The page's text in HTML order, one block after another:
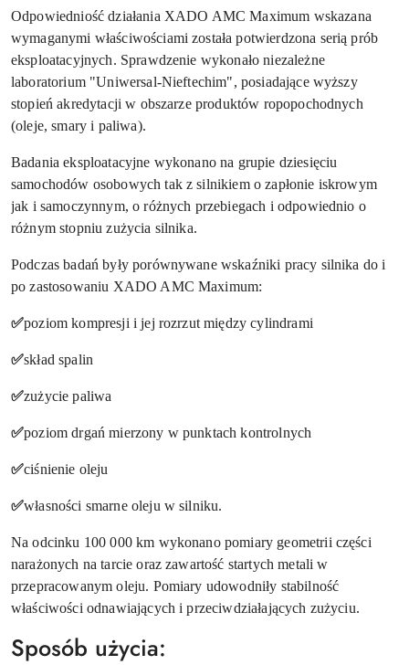
Odpowiedniość działania XADO AMC Maximum wskazana
wymaganymi właściwościami została potwierdzona serią prób
eksploatacyjnych. Sprawdzenie wykonało niezależne
laboratorium "Uniwersal-Nieftechim", posiadające wyższy
stopień akredytacji w obszarze produktów ropopochodnych
(oleje, smary i paliwa).
Badania eksploatacyjne wykonano na grupie dziesięciu
samochodów osobowych tak z silnikiem o zapłonie iskrowym
jak i samoczynnym, o różnych przebiegach i odpowiednio o
różnym stopniu zużycia silnika.
Podczas badań były porównywane wskaźniki pracy silnika do i
po zastosowaniu XADO AMC Maximum:
✅poziom kompresji i jej rozrzut między cylindrami
✅skład spalin
✅zużycie paliwa
✅poziom drgań mierzony w punktach kontrolnych
✅ciśnienie oleju
✅własności smarne oleju w silniku.
Na odcinku 100 000 km wykonano pomiary geometrii części
narażonych na tarcie oraz zawartość startych metali w
przepracowanym oleju. Pomiary udowodniły stabilność
właściwości odnawiających i przeciwdziałających zużyciu.
Sposób użycia: